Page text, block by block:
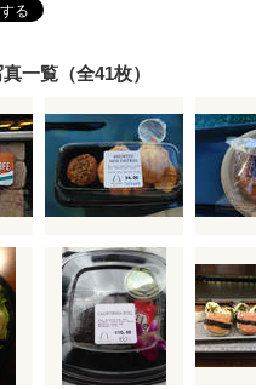
一覧（全41枚）